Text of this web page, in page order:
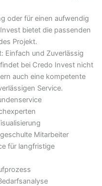
oder für einen aufwendig
bietet die passenden
Projekt.
Einfach und Zuverlässig
bei Credo Invest nicht
auch eine kompetente
Service.
Mitarbeiter
für langfristige